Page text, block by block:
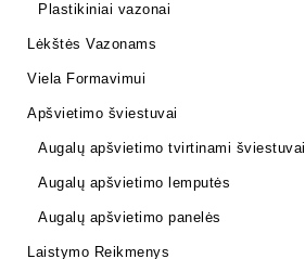
Plastikiniai vazonai
Lėkštės Vazonams
Viela Formavimui
Apšvietimo šviestuvai
Augalų apšvietimo tvirtinami šviestuvai
Augalų apšvietimo lemputės
Augalų apšvietimo panelės
Laistymo Reikmenys